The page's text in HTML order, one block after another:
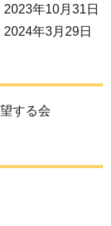
年10月31日
年3月29日
する会